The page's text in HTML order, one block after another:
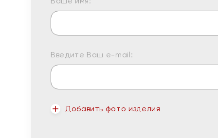
Введите Ваш e-mail:
Добавить фото изделия